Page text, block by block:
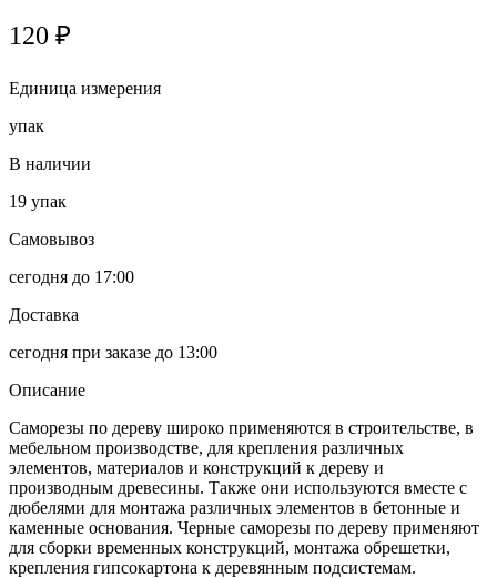
120 ₽
Единица измерения
упак
В наличии
19 упак
Самовывоз
сегодня до 17:00
Доставка
сегодня при заказе до 13:00
Описание
Саморезы по дереву широко применяются в строительстве, в
мебельном производстве, для крепления различных
элементов, материалов и конструкций к дереву и
производным древесины. Также они используются вместе с
дюбелями для монтажа различных элементов в бетонные и
каменные основания. Черные саморезы по дереву применяют
для сборки временных конструкций, монтажа обрешетки,
крепления гипсокартона к деревянным подсистемам.